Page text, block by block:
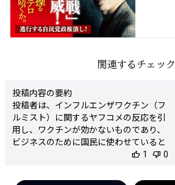
関連するチェック
投稿内容の要約
投稿者は、インフルエンザワクチン（フ
ルミスト）に関するヤフコメの反応を引
用し、ワクチンが効かないものであり、
ビジネスのために国民に使わせていると
批判しています。また、フルミストは弱
り、シェディング（感染後のウイルスの
thumb_up 1 thumb_down 0